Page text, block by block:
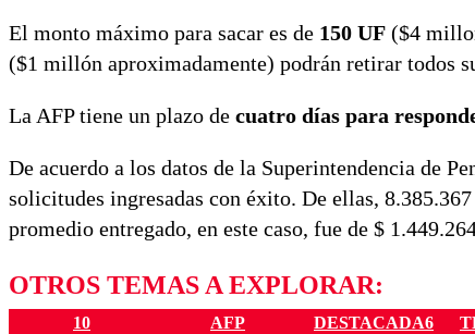
El monto máximo para sacar es de 150 UF ($4
($1 millón aproximadamente) podrán retirar todos
La AFP tiene un plazo de cuatro días para
De acuerdo a los datos de la Superintendencia de
solicitudes ingresadas con éxito. De ellas,
promedio entregado, en este caso, fue de $
OTROS TEMAS A EXPLORAR:
10 AFP DESTACADA6